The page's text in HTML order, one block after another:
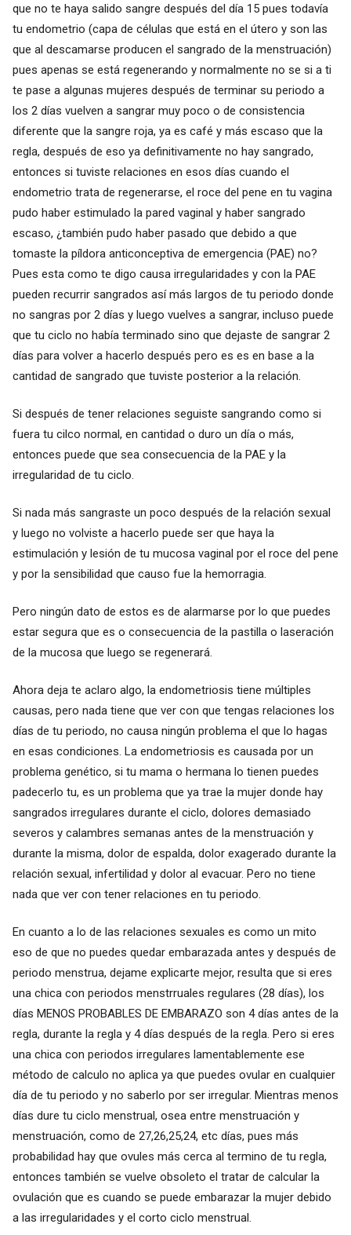
que no te haya salido sangre después del día 15 pues todavía
tu endometrio (capa de células que está en el útero y son las
que al descamarse producen el sangrado de la menstruación)
pues apenas se está regenerando y normalmente no se si a ti
te pase a algunas mujeres después de terminar su periodo a
los 2 días vuelven a sangrar muy poco o de consistencia
diferente que la sangre roja, ya es café y más escaso que la
regla, después de eso ya definitivamente no hay sangrado,
entonces si tuviste relaciones en esos días cuando el
endometrio trata de regenerarse, el roce del pene en tu vagina
pudo haber estimulado la pared vaginal y haber sangrado
escaso, ¿también pudo haber pasado que debido a que
tomaste la píldora anticonceptiva de emergencia (PAE) no?
Pues esta como te digo causa irregularidades y con la PAE
pueden recurrir sangrados así más largos de tu periodo donde
no sangras por 2 días y luego vuelves a sangrar, incluso puede
que tu ciclo no había terminado sino que dejaste de sangrar 2
días para volver a hacerlo después pero es es en base a la
cantidad de sangrado que tuviste posterior a la relación.
Si después de tener relaciones seguiste sangrando como si
fuera tu cilco normal, en cantidad o duro un día o más,
entonces puede que sea consecuencia de la PAE y la
irregularidad de tu ciclo.
Si nada más sangraste un poco después de la relación sexual
y luego no volviste a hacerlo puede ser que haya la
estimulación y lesión de tu mucosa vaginal por el roce del pene
y por la sensibilidad que causo fue la hemorragia.
Pero ningún dato de estos es de alarmarse por lo que puedes
estar segura que es o consecuencia de la pastilla o laseración
de la mucosa que luego se regenerará.
Ahora deja te aclaro algo, la endometriosis tiene múltiples
causas, pero nada tiene que ver con que tengas relaciones los
días de tu periodo, no causa ningún problema el que lo hagas
en esas condiciones. La endometriosis es causada por un
problema genético, si tu mama o hermana lo tienen puedes
padecerlo tu, es un problema que ya trae la mujer donde hay
sangrados irregulares durante el ciclo, dolores demasiado
severos y calambres semanas antes de la menstruación y
durante la misma, dolor de espalda, dolor exagerado durante la
relación sexual, infertilidad y dolor al evacuar. Pero no tiene
nada que ver con tener relaciones en tu periodo.
En cuanto a lo de las relaciones sexuales es como un mito
eso de que no puedes quedar embarazada antes y después de
periodo menstrua, dejame explicarte mejor, resulta que si eres
una chica con periodos menstrruales regulares (28 días), los
días MENOS PROBABLES DE EMBARAZO son 4 días antes de la
regla, durante la regla y 4 días después de la regla. Pero si eres
una chica con periodos irregulares lamentablemente ese
método de calculo no aplica ya que puedes ovular en cualquier
día de tu periodo y no saberlo por ser irregular. Mientras menos
días dure tu ciclo menstrual, osea entre menstruación y
menstruación, como de 27,26,25,24, etc días, pues más
probabilidad hay que ovules más cerca al termino de tu regla,
entonces también se vuelve obsoleto el tratar de calcular la
ovulación que es cuando se puede embarazar la mujer debido
a las irregularidades y el corto ciclo menstrual.